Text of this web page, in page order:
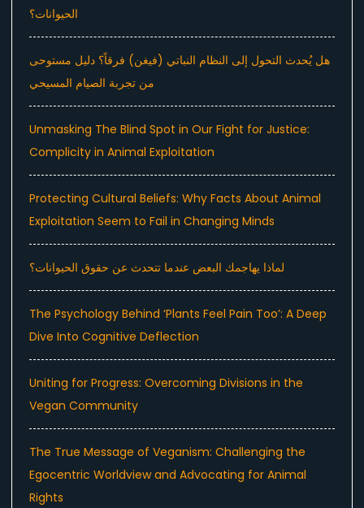
الحيوانات؟
هل يُحدث التحول إلى النظام النباتي (فيغن) فرقاً؟ دليل مستوحى
من تجربة الصيام المسيحي
Unmasking The Blind Spot in Our Fight for Justice:
Complicity in Animal Exploitation
Protecting Cultural Beliefs: Why Facts About Animal
Exploitation Seem to Fail in Changing Minds
لماذا يهاجمك البعض عندما تتحدث عن حقوق الحيوانات؟
The Psychology Behind ‘Plants Feel Pain Too’: A Deep
Dive Into Cognitive Deflection
Uniting for Progress: Overcoming Divisions in the
Vegan Community
The True Message of Veganism: Challenging the
Egocentric Worldview and Advocating for Animal
Rights